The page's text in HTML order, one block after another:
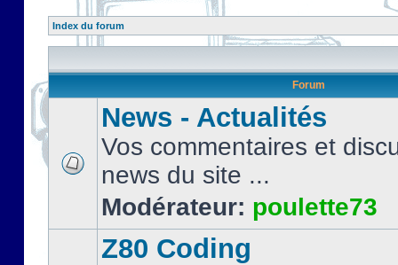
Index du forum
Forum
News - Actualités
Vos commentaires et
news du site ...
Modérateur: poulette73
Z80 Coding